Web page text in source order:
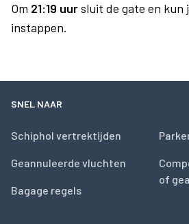
Om 21:19 uursluit de gate en kun
instappen.
SNEL NAAR
Schiphol vertrektijden
Geannuleerde vluchten
Bagage regels
of